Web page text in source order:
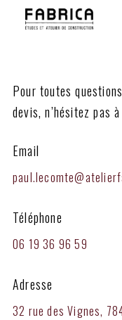
Pour toutes
devis, n’hésitez pas
Email
paul.lecomte@
Téléphone
06 19 36 96 59
Adresse
32 rue des Vignes,